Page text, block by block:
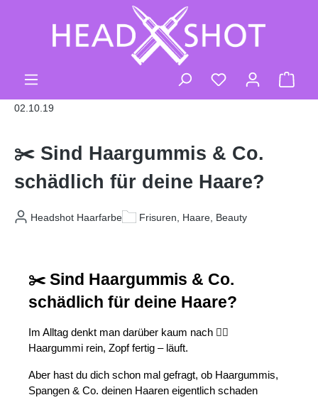
Zum Hauptinhalt springen
Du hast 0
02.10.19
✂️ Sind Haargummis & Co.
schädlich für deine Haare?
Headshot Haarfarbe Frisuren, Haare, Beauty
✂️ Sind Haargummis & Co.
schädlich für deine Haare?
Im Alltag denkt man darüber kaum nach 🤷‍♀️
Haargummi rein, Zopf fertig – läuft.
Aber hast du dich schon mal gefragt, ob Haargummis,
Spangen & Co. deinen Haaren eigentlich schaden